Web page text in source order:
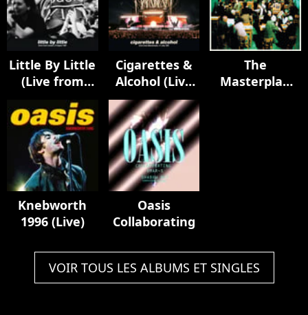
Little By Little
(Live from
London, 2
August '25)
Cigarettes &
Alcohol (Live
from
Manchester,
11 July '25)
The
Masterplan
Knebworth
1996 (Live)
Oasis
Collaborating
VOIR TOUS LES ALBUMS ET SINGLES